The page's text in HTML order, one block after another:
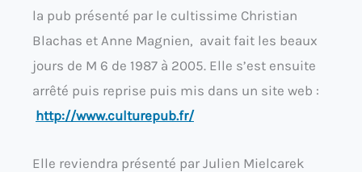
la pub présenté par le cultissime Christian
Blachas et Anne Magnien, avait fait les beaux
jours de M 6 de 1987 à 2005. Elle s’est ensuite
arrêté puis reprise puis mis dans un site web :
http://www.culturepub.fr/
Elle reviendra présenté par Julien Mielcarek